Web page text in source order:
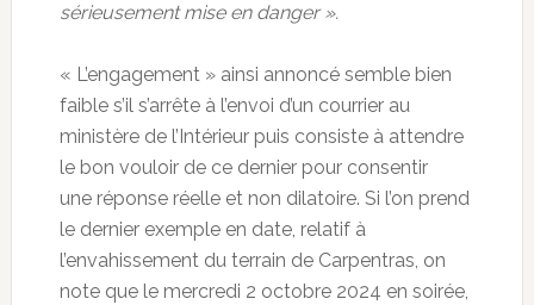
sérieusement mise en danger ».
« L’engagement » ainsi annoncé semble bien
faible s’il s’arrête à l’envoi d’un courrier au
ministère de l’Intérieur puis consiste à attendre
le bon vouloir de ce dernier pour consentir
une réponse réelle et non dilatoire. Si l’on prend
le dernier exemple en date, relatif à
l’envahissement du terrain de Carpentras, on
note que le mercredi 2 octobre 2024 en soirée,